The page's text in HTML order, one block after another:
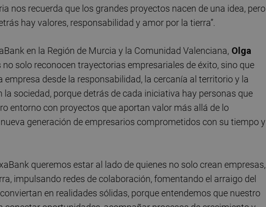
nos recuerda que los grandes proyectos nacen de una idea, pero
hay valores, responsabilidad y amor por la tierra”.
en la Región de Murcia y la Comunidad Valenciana, Olga
solo reconocen trayectorias empresariales de éxito, sino que
desde la responsabilidad, la cercanía al territorio y la
sociedad, porque detrás de cada iniciativa hay personas que
entorno con proyectos que aportan valor más allá de lo
generación de empresarios comprometidos con su tiempo y
queremos estar al lado de quienes no solo crean empresas,
impulsando redes de colaboración, fomentando el arraigo del
en realidades sólidas, porque entendemos que nuestro